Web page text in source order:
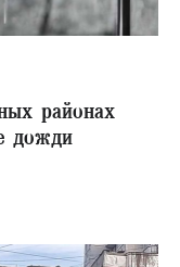
районах
дожди